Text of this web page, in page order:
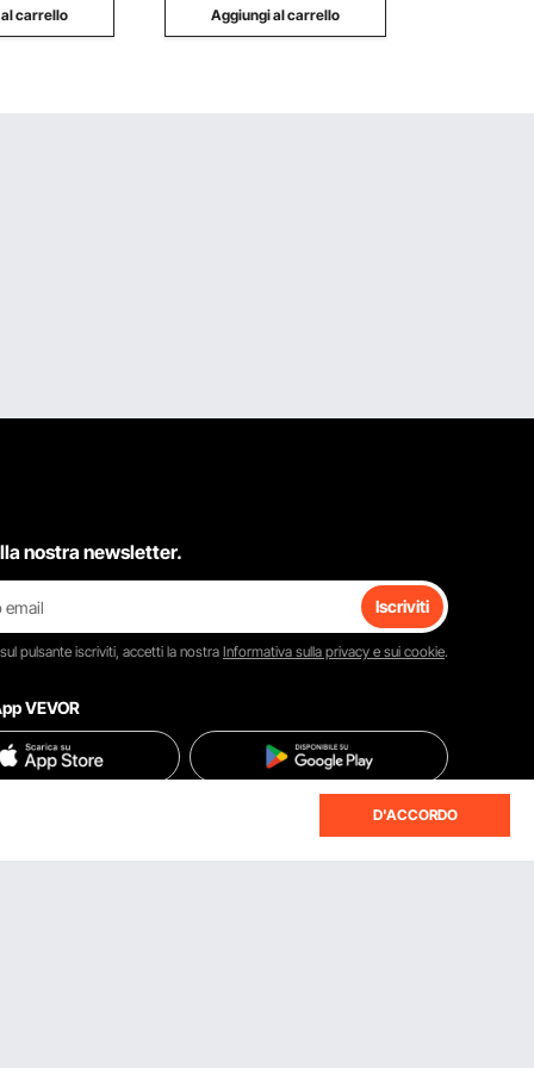
carrello Aggiungi al carrello
nostra newsletter.
Iscriviti
pulsanteiscriviti, accetti la nostra Informativa sulla privacy e sui cookie.
VEVOR
D'ACCORDO